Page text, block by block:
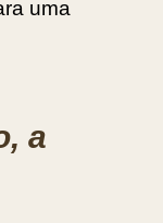
uma
a